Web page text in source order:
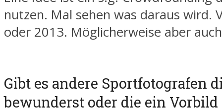
nutzen. Mal sehen was daraus wird.
oder 2013. Möglicherweise aber
Gibt es andere Sportfotografen
bewunderst oder die ein